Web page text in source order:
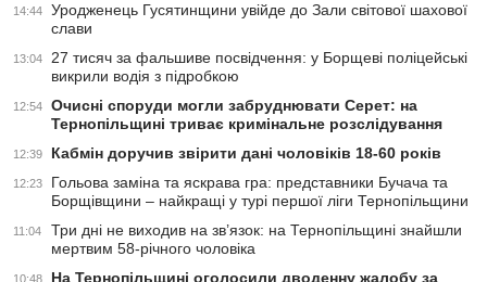
14:44
Уродженець Гусятинщини увійде до Зали світової шахової
слави
13:04
27 тисяч за фальшиве посвідчення: у Борщеві поліцейські
викрили водія з підробкою
12:54
Очисні споруди могли забруднювати Серет: на
Тернопільщині триває кримінальне розслідування
12:39 Кабмін доручив звірити дані чоловіків 18-60 років
12:23
Гольова заміна та яскрава гра: представники Бучача та
Борщівщини – найкращі у турі першої ліги Тернопільщини
11:04
Три дні не виходив на зв’язок: на Тернопільщині знайшли
мертвим 58-річного чоловіка
10:48 На Тернопільщині оголосили дводенну жалобу за